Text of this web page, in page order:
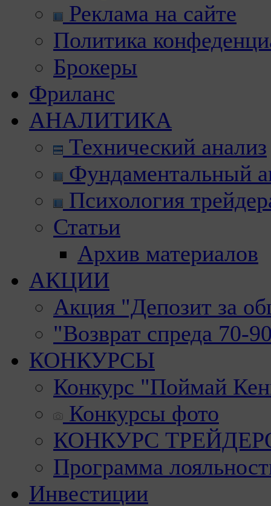
Реклама на сайте
Политика
Брокеры
Фриланс
АНАЛИТИКА
Технический анализ
Фундаментальный
Психология
Статьи
Архив материалов
АКЦИИ
Акция "Депозит за
"Возврат спреда 70-
КОНКУРСЫ
Конкурс "Поймай
Конкурсы фото
КОНКУРС
Программа
Инвестиции